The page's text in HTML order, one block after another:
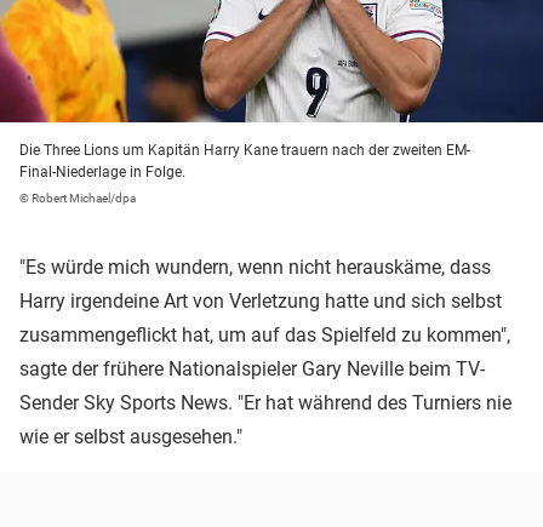
Die Three Lions um Kapitän Harry Kane trauern nach der zweiten EM-
Final-Niederlage in Folge.
© Robert Michael/dpa
"Es würde mich wundern, wenn nicht herauskäme, dass
Harry irgendeine Art von Verletzung hatte und sich selbst
zusammengeflickt hat, um auf das Spielfeld zu kommen",
sagte der frühere Nationalspieler Gary Neville beim TV-
Sender Sky Sports News. "Er hat während des Turniers nie
wie er selbst ausgesehen."